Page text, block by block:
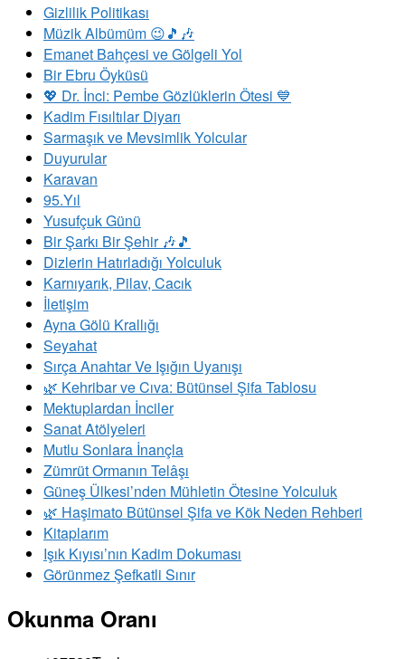
Gizlilik Politikası
Müzik Albümüm 😉🎵🎶
Emanet Bahçesi ve Gölgeli Yol
Bir Ebru Öyküsü
💖 Dr. İnci: Pembe Gözlüklerin Ötesi 💙
Kadim Fısıltılar Diyarı
Sarmaşık ve Mevsimlik Yolcular
Duyurular
Karavan
95.Yıl
Yusufçuk Günü
Bir Şarkı Bir Şehir 🎶🎵
Dizlerin Hatırladığı Yolculuk
Karnıyarık, Pilav, Cacık
İletişim
Ayna Gölü Krallığı
Seyahat
Sırça Anahtar Ve Işığın Uyanışı
​🌿 Kehribar ve Cıva: Bütünsel Şifa Tablosu
Mektuplardan İnciler
Sanat Atölyeleri
Mutlu Sonlara İnançla
Zümrüt Ormanın Telâşı
Güneş Ülkesi’nden Mühletin Ötesine Yolculuk
🌿 Haşimato Bütünsel Şifa ve Kök Neden Rehberi
Kitaplarım
Işık Kıyısı’nın Kadim Dokuması
Görünmez Şefkatli Sınır
Okunma Oranı